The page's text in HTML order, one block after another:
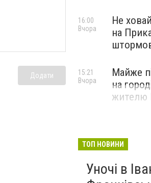
Додати
Не
на
16:00
Вчора
Майже
на
жителю
15:21
Вчора
ТОП НОВИНИ
Уночі в